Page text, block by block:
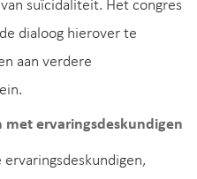
suïcidaliteit. Het congres
dialoog hierover te
aan verdere
met ervaringsdeskundigen